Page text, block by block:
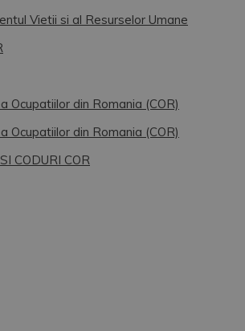
Vietii si al Resurselor Umane
Ocupatiilor din Romania (COR)
Ocupatiilor din Romania (COR)
CODURI COR